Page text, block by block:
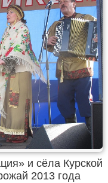
и сёла Курской
2013 года